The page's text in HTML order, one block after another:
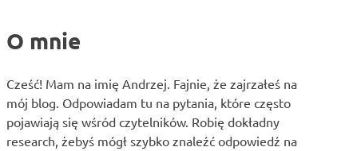
O mnie
Cześć! Mam na imię Andrzej. Fajnie, że zajrzałeś na
mój blog. Odpowiadam tu na pytania, które często
pojawiają się wśród czytelników. Robię dokładny
research, żebyś mógł szybko znaleźć odpowiedź na